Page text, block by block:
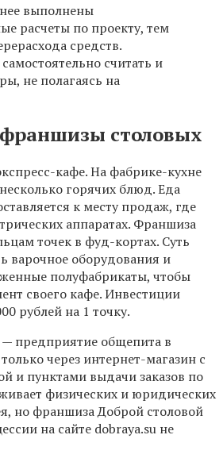
выполнены
расчеты по проекту, тем
средств.
считать и
не полагаясь на
столовых
кафе. На фабрике-кухне
горячих блюд. Еда
к месту продаж, где
аппаратах. Франшиза
точек в фуд-кортах. Суть
варочное оборудования и
полуфабрикаты, чтобы
своего кафе. Инвестиции
рублей на 1 точку.
— предприятие общепита в
через интернет-магазин с
и пунктами выдачи заказов по
физических и юридических
но франшиза Доброй столовой
на сайте dobraya.su не